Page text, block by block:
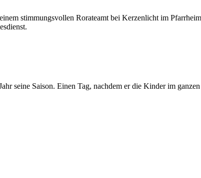
stimmungsvollen Rorateamt bei Kerzenlicht im
seine Saison. Einen Tag, nachdem er die Kinder im